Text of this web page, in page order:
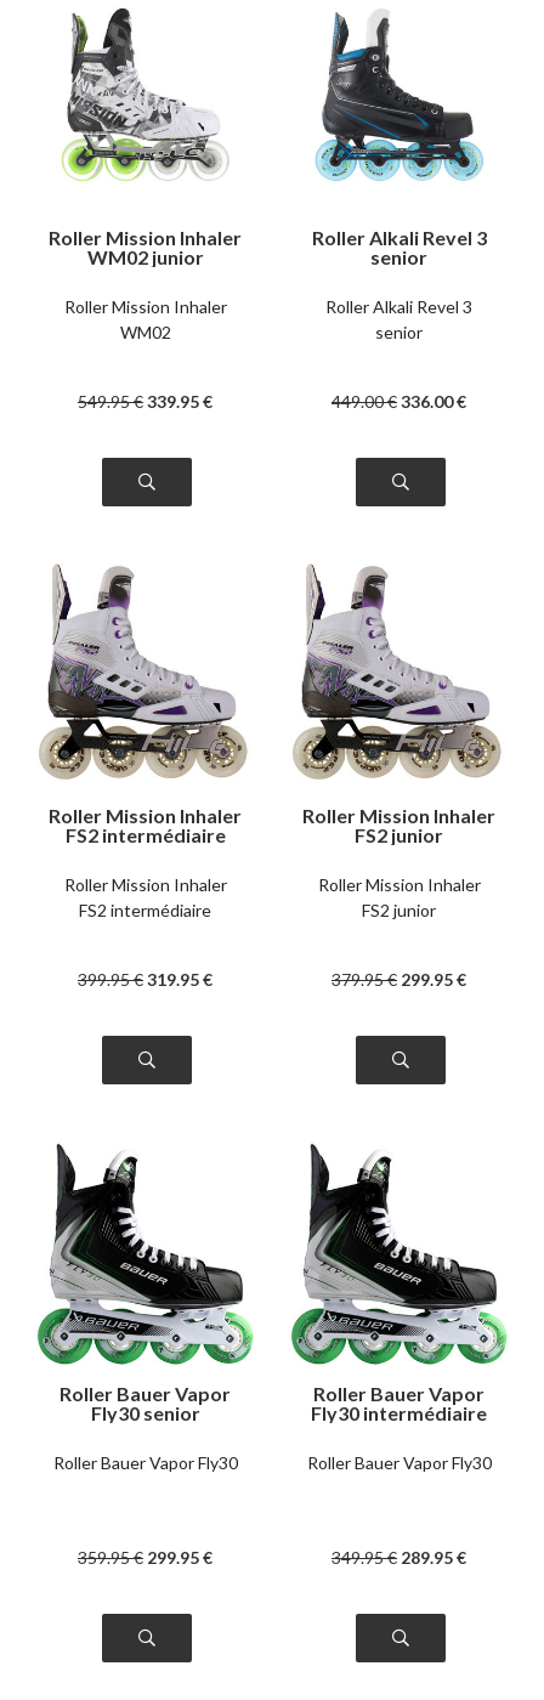
Roller Mission Inhaler
WM02 junior
Roller Mission Inhaler
WM02
549.95€339.95€
Roller Alkali Revel 3
senior
Roller Alkali Revel 3
senior
449.00€336.00€
Roller Mission Inhaler
FS2 intermédiaire
Roller Mission Inhaler
FS2 intermédiaire
399.95€319.95€
Roller Mission Inhaler
FS2 junior
Roller Mission Inhaler
FS2 junior
379.95€ 299.95€
Roller Bauer Vapor
Fly30 senior
Roller Bauer Vapor Fly30
359.95€ 299.95€
Roller Bauer Vapor
Fly30 intermédiaire
Roller Bauer Vapor Fly30
349.95€ 289.95€